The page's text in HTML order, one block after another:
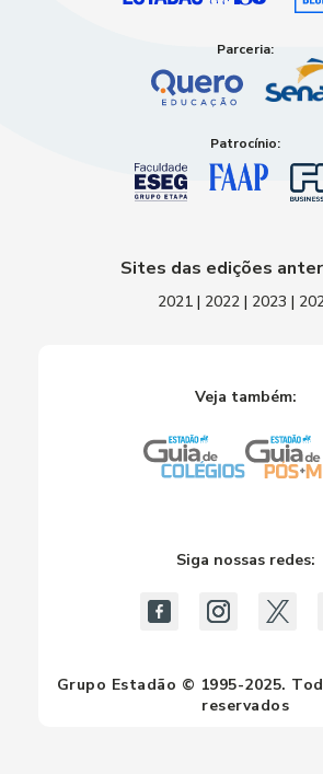
Parceria:
Patrocínio:
Sites das edições
2021| 2022| 2023 |
Veja também:
Grupo Estadão © 1995-2025.
reservados
Siga nossas redes: